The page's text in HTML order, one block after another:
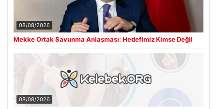
08/08/2026
Mekke Ortak Savunma Anlaşması: Hedefimiz Kimse Değil
08/08/2026